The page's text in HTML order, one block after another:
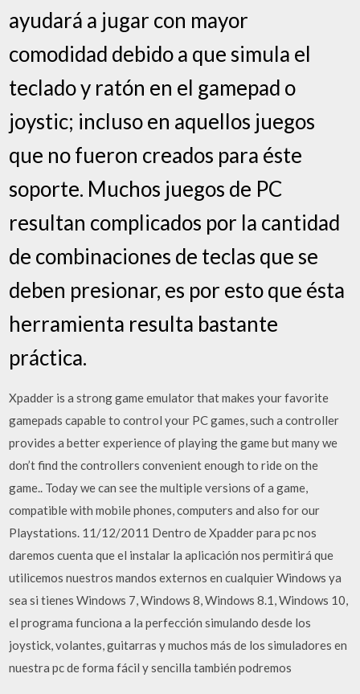
ayudará a jugar con mayor
comodidad debido a que simula el
teclado y ratón en el gamepad o
joystic; incluso en aquellos juegos
que no fueron creados para éste
soporte. Muchos juegos de PC
resultan complicados por la cantidad
de combinaciones de teclas que se
deben presionar, es por esto que ésta
herramienta resulta bastante
práctica.
Xpadder is a strong game emulator that makes your favorite
gamepads capable to control your PC games, such a controller
provides a better experience of playing the game but many we
don’t find the controllers convenient enough to ride on the
game.. Today we can see the multiple versions of a game,
compatible with mobile phones, computers and also for our
Playstations. 11/12/2011 Dentro de Xpadder para pc nos
daremos cuenta que el instalar la aplicación nos permitirá que
utilicemos nuestros mandos externos en cualquier Windows ya
sea si tienes Windows 7, Windows 8, Windows 8.1, Windows 10,
el programa funciona a la perfección simulando desde los
joystick, volantes, guitarras y muchos más de los simuladores en
nuestra pc de forma fácil y sencilla también podremos